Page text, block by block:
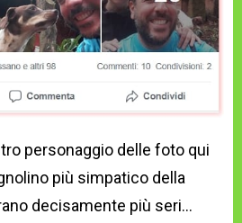
personaggio delle foto qui
più simpatico della
decisamente più seri…